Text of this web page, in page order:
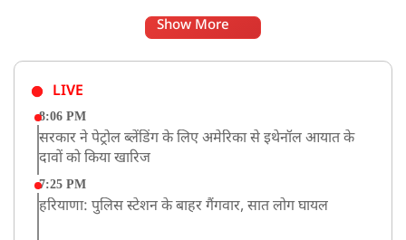
Show More
LIVE
8:06 PM
सरकार ने पेट्रोल ब्लेंडिंग के लिए अमेरिका से इथेनॉल आयात के
दावों को किया खारिज
7:25 PM
हरियाणा: पुलिस स्टेशन के बाहर गैंगवार, सात लोग घायल